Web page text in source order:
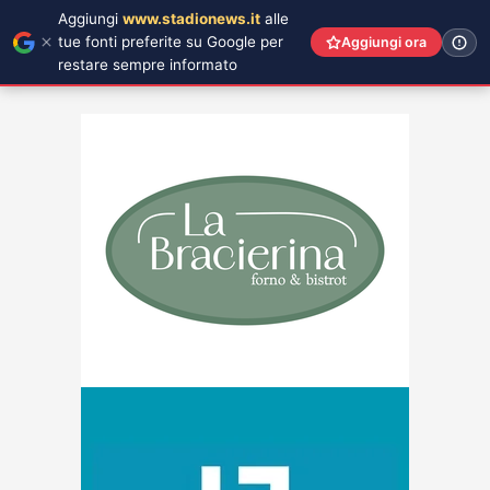
Aggiungi www.stadionews.it alle
tue fonti preferite su Google per
restare sempre informato
Aggiungi ora